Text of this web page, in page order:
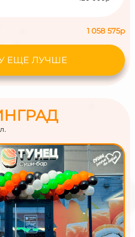
1 058 575р
ЕЩЕ ЛУЧШЕ